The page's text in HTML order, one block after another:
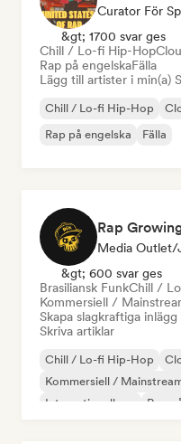
Curator För
&gt; 1700 svar ges
Chill / Lo-fi Hip-Hop
Rap på engelskaFälla
Lägg till artister i min(a)
Chill / Lo-fi Hip-Hop
Rap på engelska
Fälla
Rap
Media Outlet/
&gt; 600 svar ges
Brasiliansk FunkChill /
Kommersiell /
Skapa slagkraftiga
Skriva artiklar
Chill / Lo-fi Hip-Hop
Kommersiell /
Internationell rap
Rap